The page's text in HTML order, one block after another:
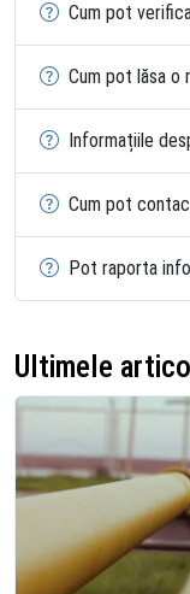
Cum pot
Cum pot lăsa o
Informațiile
Cum pot
Pot raporta
Ultimele